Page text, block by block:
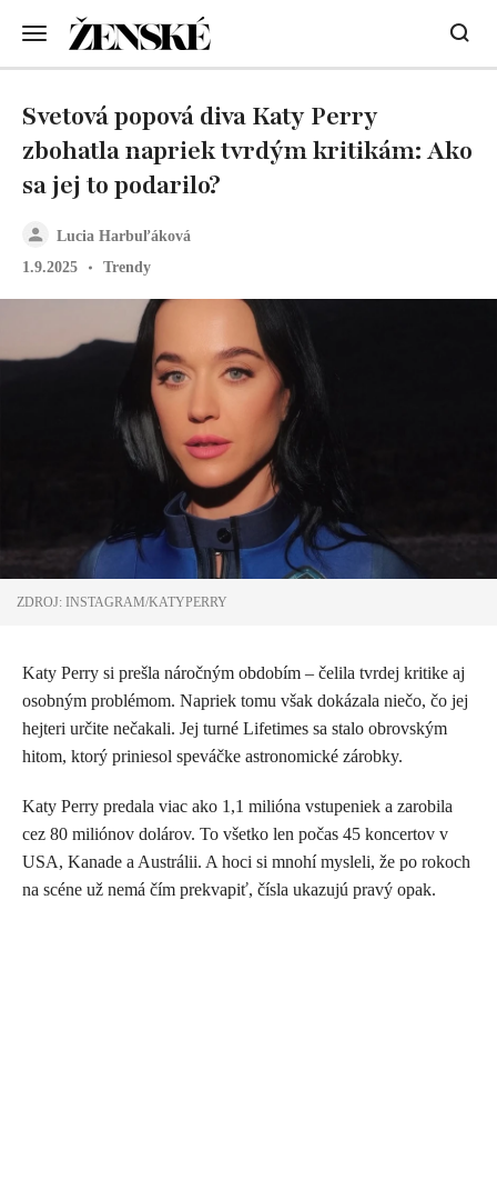
Lucia Harbuľáková
1.9.2025
Trendy
Svetová popová diva Katy Perry
zbohatla napriek tvrdým kritikám: Ako
sa jej to podarilo?
ZDROJ: INSTAGRAM/KATYPERRY
Katy Perry si prešla náročným obdobím – čelila tvrdej kritike aj
osobným problémom. Napriek tomu však dokázala niečo, čo jej
hejteri určite nečakali. Jej turné Lifetimes sa stalo obrovským
hitom, ktorý priniesol speváčke astronomické zárobky.
Katy Perry predala viac ako 1,1 milióna vstupeniek a zarobila
cez 80 miliónov dolárov. To všetko len počas 45 koncertov v
USA, Kanade a Austrálii. A hoci si mnohí mysleli, že po rokoch
na scéne už nemá čím prekvapiť, čísla ukazujú pravý opak.